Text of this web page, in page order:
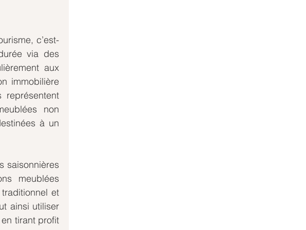
c’est-
via des
aux
immobilière
représentent
non
à un
saisonnières
meublées
et
ainsi utiliser
tirant profit